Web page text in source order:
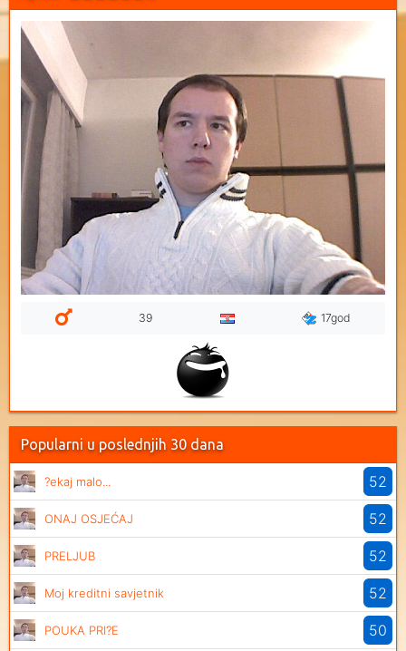
39 17god
Popularni u poslednjih 30 dana
?ekaj malo... 52
ONAJ OSJEĆAJ 52
PRELJUB 52
Moj kreditni savjetnik 52
POUKA PRI?E 50